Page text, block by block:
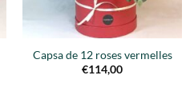
Capsa de 12 roses vermelles
€114,00